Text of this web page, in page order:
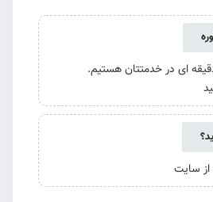
مشاوره تلفنی 15 دقیقه ای در خدمتتان هستیم.
از سایت